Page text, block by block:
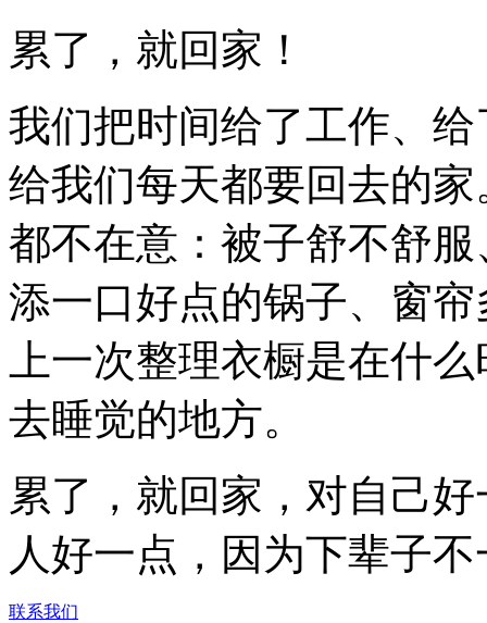
累了，就回家！
我们把时间给了工作、
给我们每天都要回去的
都不在意：被子舒不舒
添一口好点的锅子、窗
上一次整理衣橱是在什
去睡觉的地方。
累了，就回家，对自己
人好一点，因为下辈子
联系我们